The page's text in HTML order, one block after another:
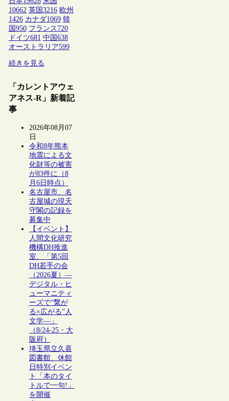
10662 英国 3216 欧州
1426 カナダ1069 韓
国 950 フランス 720
ドイツ681 中国 638
オーストラリア599
続きを見る
「カレントアウェ
アネス-R」新着記
事
2026年08月07
日
令和8年熊本
地震による文
化財等の被害
が83件に（8
月6日時点）
名古屋市、名
古屋城の現天
守閣の記録を
募集中
【イベント】
人間文化研究
機構DH推進
室、「第5回
DH若手の会
（2026夏）―
デジタル・ヒ
ューマニティ
ーズで“繋が
る×広がる”人
文学―」
（8/24-25・大
阪府）
埼玉県立久喜
図書館、休館
日特別イベン
ト「本のタイ
トルで一句!」
を開催